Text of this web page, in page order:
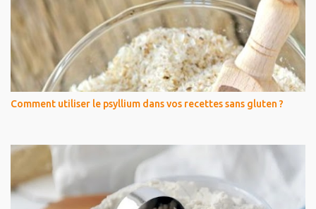
Comment utiliser le psyllium dans vos recettes sans gluten ?